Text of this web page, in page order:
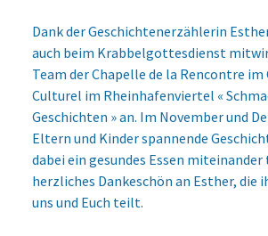
Dank der Geschichtenerzählerin
auch beim Krabbelgottesdienst
Team der Chapelle de la Rencontre
Culturel im Rheinhafenviertel «
Geschichten » an. Im November und
Eltern und Kinder spannende
dabei ein gesundes Essen miteinander
herzliches Dankeschön an Esther, die
uns und Euch teilt.